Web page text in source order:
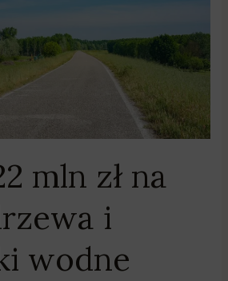
mln zł na
i
wodne